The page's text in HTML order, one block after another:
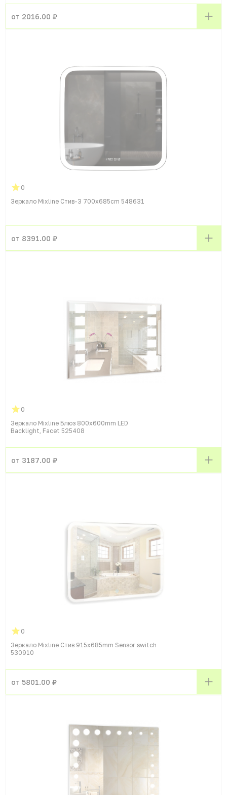
от 2016.00 ₽
0
Зеркало Mixline Стив-3 700x685cm 548631
от 8391.00 ₽
0
Зеркало Mixline Блюз 800x600mm LED
Backlight, Facet 525408
от 3187.00 ₽
0
Зеркало Mixline Стив 915x685mm Sensor switch
530910
от 5801.00 ₽